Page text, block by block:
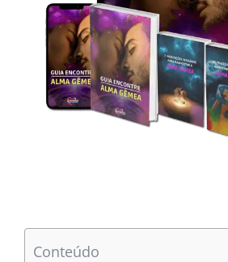
Conteúdo